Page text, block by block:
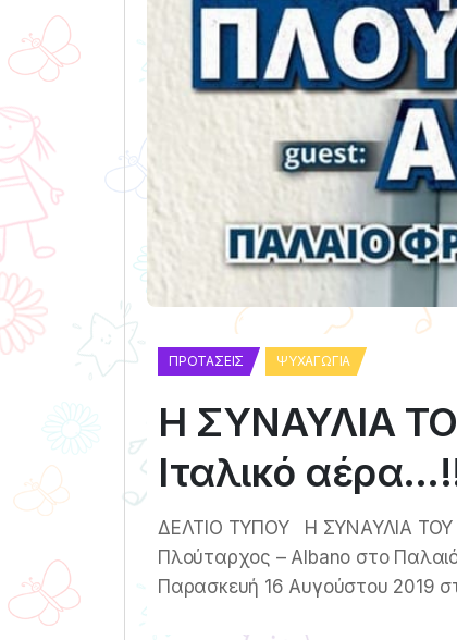
ΠΡΟΤΆΣΕΙΣ ΨΥΧΑΓΩΓΊΑ
Η ΣΥΝΑΥΛΙΑ
Ιταλικό
ΔΕΛΤΙΟ ΤΥΠΟΥ Η ΣΥΝΑΥΛΙΑ ΤΟΥ
Πλούταρχος – Albano στο
Παρασκευή 16 Αυγούστου 2019